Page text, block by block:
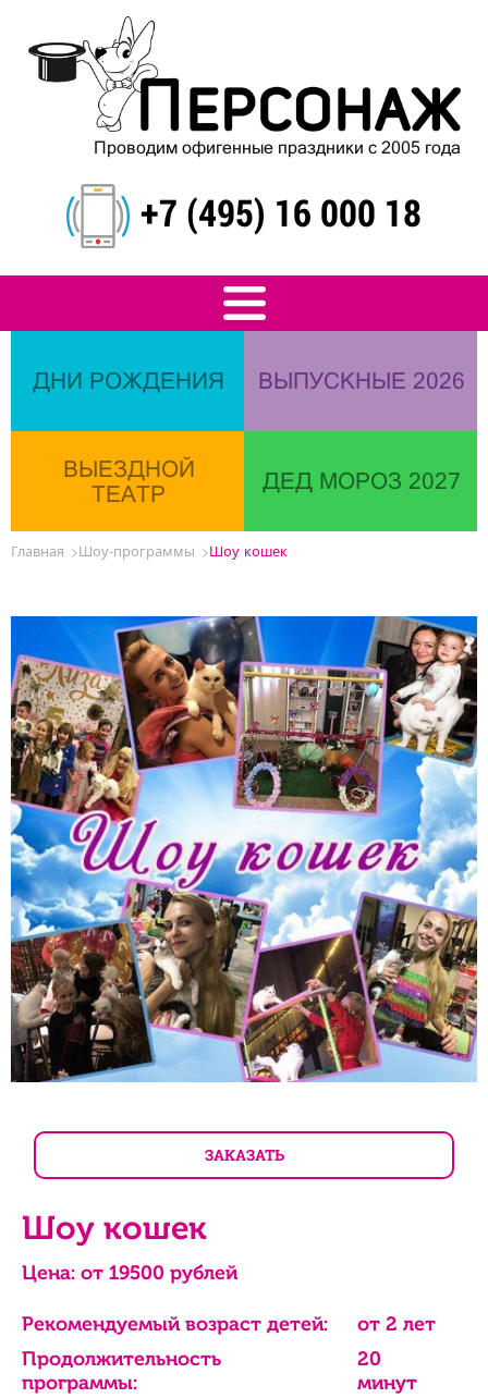
Проводим офигенные праздники с 2005 года
+7 (495) 16 000 18
ДНИ РОЖДЕНИЯ ВЫПУСКНЫЕ 2026
ВЫЕЗДНОЙ
ТЕАТР
ДЕД МОРОЗ 2027
Главная Шоу-программы Шоу кошек
ЗАКАЗАТЬ
Шоу кошек
Цена: от 19500 рублей
Рекомендуемый возраст детей:
от 2 лет
Продолжительность
программы:
20
минут